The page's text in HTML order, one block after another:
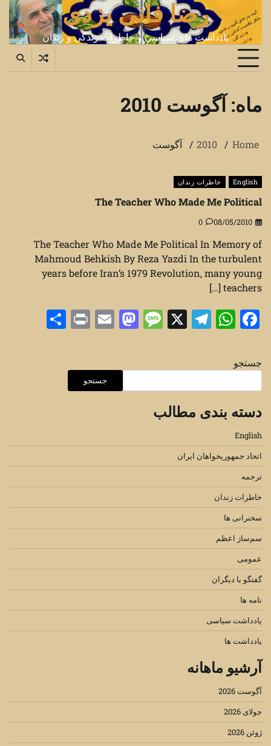
content
رضا فانی یزدی
یادداشت های سیاسی و خاطرات زندگی و زندان
ماه:آگوست 2010
Home
2010 آگوست
English خاطرات زندان
The Teacher Who Made Me Political
08/05/2010
0
The Teacher Who Made Me Political In Memory of
Mahmoud Behkish By Reza Yazdi In the turbulent
years before Iran’s 1979 Revolution, many young
teachers […]
Facebook
WhatsApp
Telegram
X
Message
Mastodon
Email
Print
جستجو
جستجو
دسته بندی مطالب
English
اتحاد جمهوریخواهان ایران
ترجمه
خاطرات زندان
سخنرانی ها
سم‌ساز اعظم
عمومی
گفتگو با دیگران
نامه ها
یادداشت سیاسی
یادداشت ها
آرشیو ماهانه
آگوست 2026
جولای 2026
ژوئن 2026